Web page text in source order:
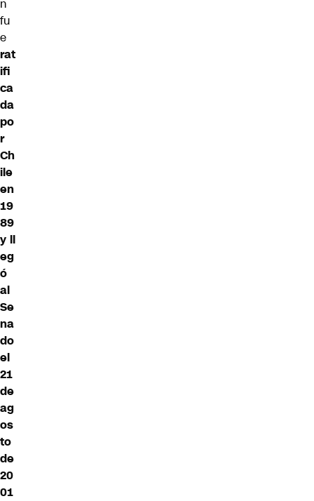
n
fu
e
rat
ifi
ca
da
po
r
Ch
ile
en
19
89
y ll
eg
ó
al
Se
na
do
el
21
de
ag
os
to
de
20
01